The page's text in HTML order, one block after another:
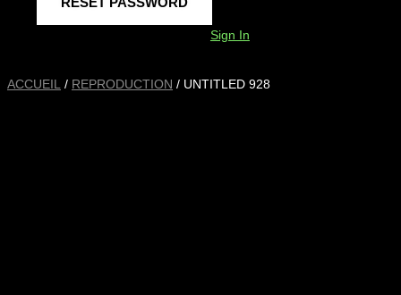
Sign In
ACCUEIL / REPRODUCTION / UNTITLED 928